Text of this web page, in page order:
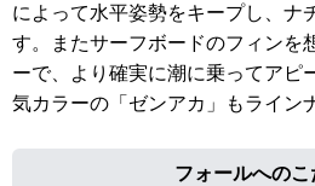
によって水平姿勢をキープし、ナ
す。またサーフボードのフィンを
ーで、より確実に潮に乗ってアピ
気カラーの「ゼンアカ」もライン
フォールへのこ